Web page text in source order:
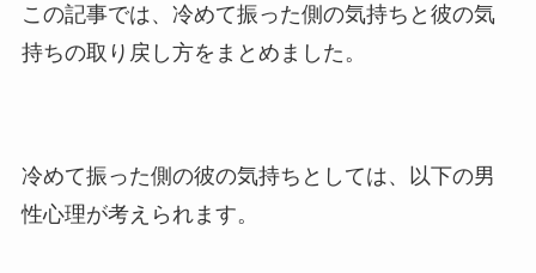
この記事では、冷めて振った側の気持ちと彼の気
持ちの取り戻し方をまとめました。
冷めて振った側の彼の気持ちとしては、以下の男
性心理が考えられます。